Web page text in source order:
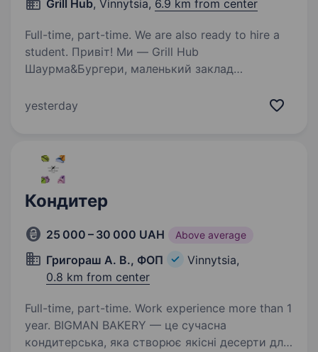
Grill Hub, Vinnytsia, 6.9 km from center
Full-time, part-time. We are also ready to hire a
student. Привіт! Ми — Grill Hub
Шаурма&Бургери, маленький заклад
можливості радувати наших гостей смачними
yesterday
Кондитер
25 000 – 30 000 UAH Above average
Григораш А. В., ФОП
Vinnytsia,
0.8 km from center
Full-time, part-time. Work experience more than 1
year. BIGMAN BAKERY — це сучасна
кондитерська, яка створює якісні десерти для